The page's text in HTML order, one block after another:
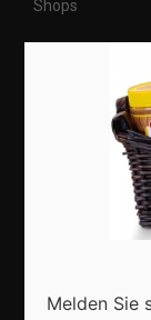
Shops
Karneval in
Melden Sie